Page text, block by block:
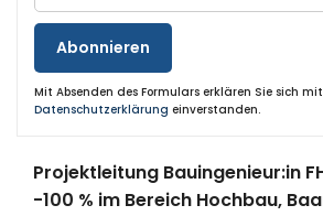
Abonnieren
Mit Absenden des Formulars erklären Sie sich
Datenschutzerklärung einverstanden.
Projektleitung Bauingenieur:in
-100 % im Bereich Hochbau,